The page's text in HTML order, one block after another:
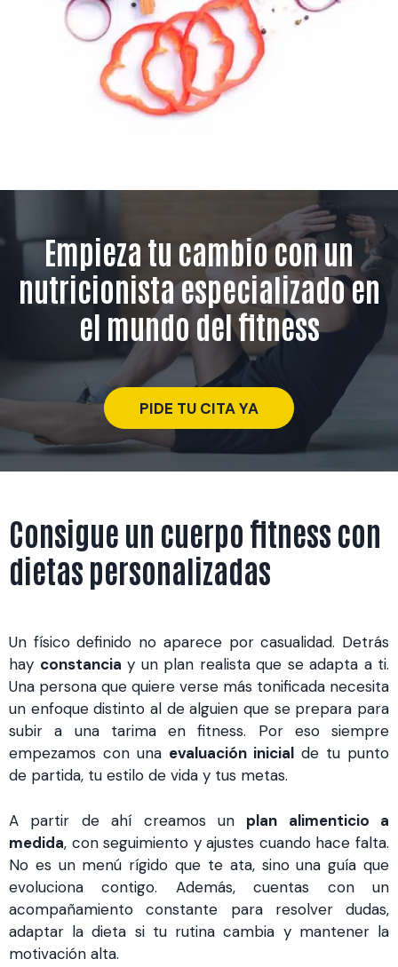
Empieza tu cambio con un
nutricionista especializado en
el mundo del fitness
PIDE TU CITA YA
Consigue un cuerpo fitness con
dietas personalizadas
Un físico definido no aparece por casualidad. Detrás
hay constancia y un plan realista que se adapta a ti.
Una persona que quiere verse más tonificada necesita
un enfoque distinto al de alguien que se prepara para
subir a una tarima en fitness. Por eso siempre
empezamos con una evaluación inicial de tu punto
de partida, tu estilo de vida y tus metas.
A partir de ahí creamos un plan alimenticio a
medida, con seguimiento y ajustes cuando hace falta.
No es un menú rígido que te ata, sino una guía que
evoluciona contigo. Además, cuentas con un
acompañamiento constante para resolver dudas,
adaptar la dieta si tu rutina cambia y mantener la
motivación alta.